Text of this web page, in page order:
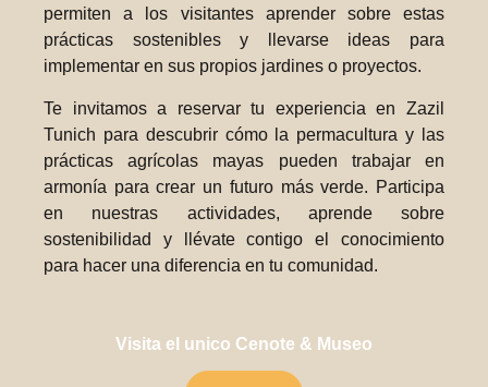
permiten a los visitantes aprender sobre estas
prácticas sostenibles y llevarse ideas para
implementar en sus propios jardines o proyectos.
Te invitamos a reservar tu experiencia en Zazil
Tunich para descubrir cómo la permacultura y las
prácticas agrícolas mayas pueden trabajar en
armonía para crear un futuro más verde. Participa
en nuestras actividades, aprende sobre
sostenibilidad y llévate contigo el conocimiento
para hacer una diferencia en tu comunidad.
Visita el unico Cenote & Museo